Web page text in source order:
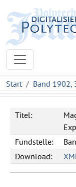
Start Band 1902,
Titel:
Fundstelle:
Download: